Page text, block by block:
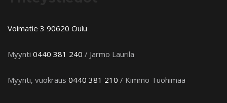
Voimatie 3 90620 Oulu
Myynti 0440 381 240 / Jarmo Laurila
Myynti, vuokraus 0440 381 210 / Kimmo Tuohimaa